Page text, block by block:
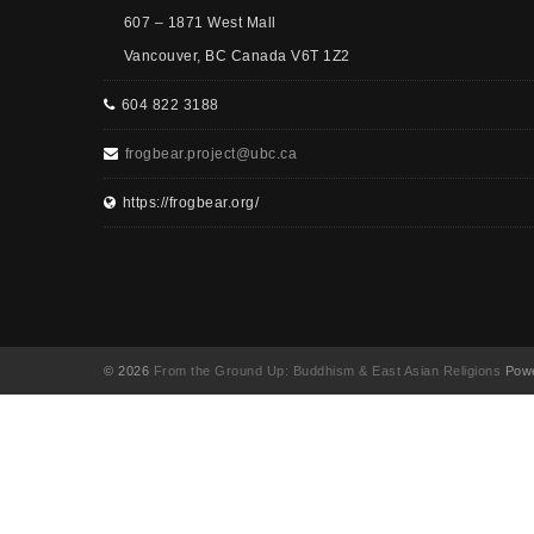
607 – 1871 West Mall
Vancouver, BC Canada V6T 1Z2
604 822 3188
frogbear.project@ubc.ca
https://frogbear.org/
© 2026 From the Ground Up: Buddhism & East Asian Religions